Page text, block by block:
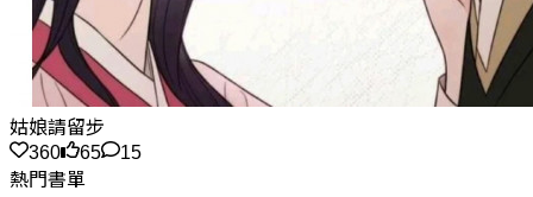
姑娘請留步
360
65
15
熱門書單